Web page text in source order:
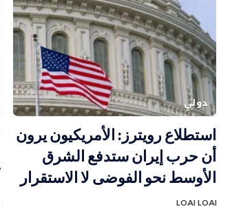
دولي
استطلاع رويترز: الأمريكيون يرون
أن حرب إيران ستدفع الشرق
الأوسط نحو الفوضى لا الاستقرار
LOAI LOAI